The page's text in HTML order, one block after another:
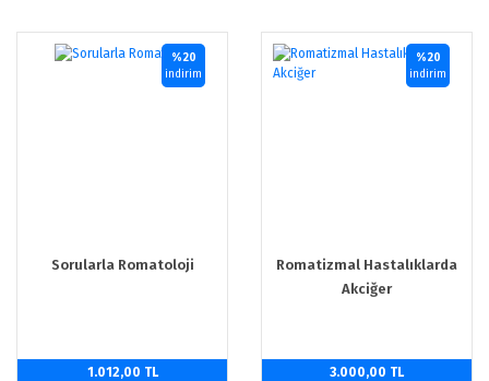
Sorularla Romatoloji
%20
indirim
1.012,00 TL
Romatizmal Hastalıklarda
Akciğer
%20
indirim
3.000,00 TL